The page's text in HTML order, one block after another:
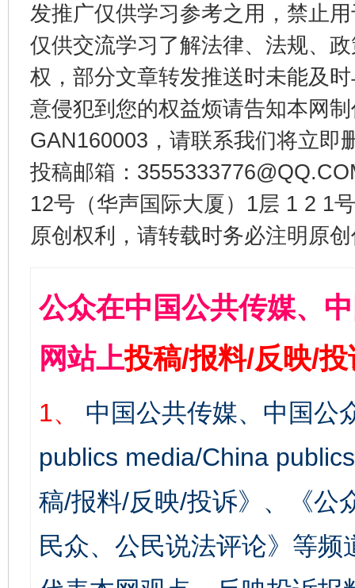
发推广仅供学习参考之用，禁止
仅供交流学习了解法律、法规、
权，部分文章转发推送时未能及
意侵犯到您的权益烦请告知本网
GAN160003，请联系我们将立即
投稿邮箱：
12号（华声国际大厦）1层 1 2 1
原创权利，请转载时务必注明原
公众在中国公共传媒、
网站上投稿/报料/反映/
1、
中国公共传媒、中国公
publics media/China
稿/报料/反映/投诉》、《公
民众、公民说法评论》等